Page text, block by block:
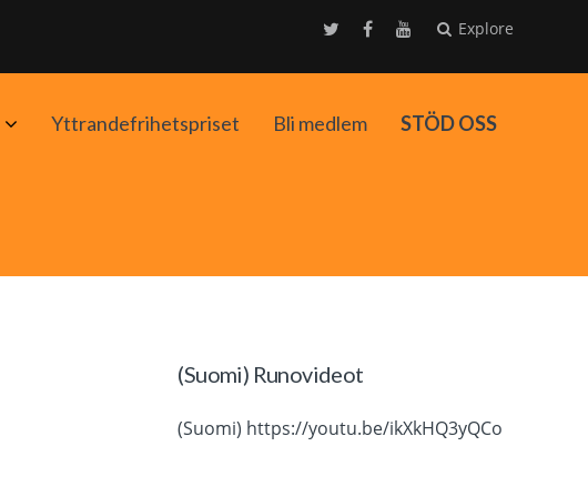
Explore
AvaaYttrandefrihetspriset Bli medlem STÖD OSS
(Suomi) Runovideot
(Suomi) https://youtu.be/ikXkHQ3yQCo